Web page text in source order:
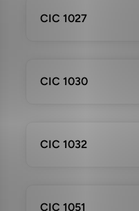
CIC 1027
CIC 1030
CIC 1032
CIC 1051